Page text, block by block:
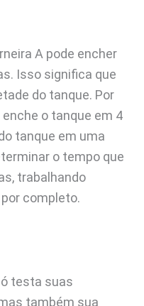
A pode encher
Isso significa que
do tanque. Por
o tanque em 4
tanque em uma
o tempo que
trabalhando
completo.
testa suas
também sua